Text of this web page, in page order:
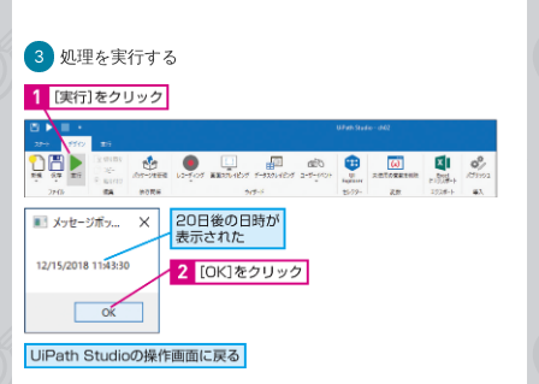
3 処理を実行する